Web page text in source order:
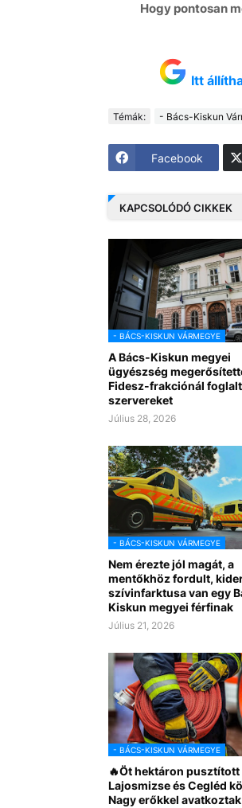
Hogy pontosan
Itt
Témák: - Bács-Kiskun
Facebook
KAPCSOLÓDÓ CIKKEK
- BÁCS-KISKUN VÁRMEGYE
A Bács-Kiskun megyei
ügyészség
Fidesz-frakciónál
szervereket
Július 28, 2026
- BÁCS-KISKUN VÁRMEGYE
Nem érezte jól magát, a
mentőkhöz fordult,
szívinfarktusa van egy
Kiskun megyei férfinak
Július 21, 2026
- BÁCS-KISKUN VÁRMEGYE
🔥Öt hektáron pusztított
Lajosmizse és Cegléd
Nagy erőkkel